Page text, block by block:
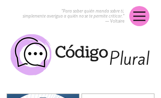
“Para saber quién manda sobre ti,
simplemente averigua a quién no se te permite criticar.”
― Voltaire